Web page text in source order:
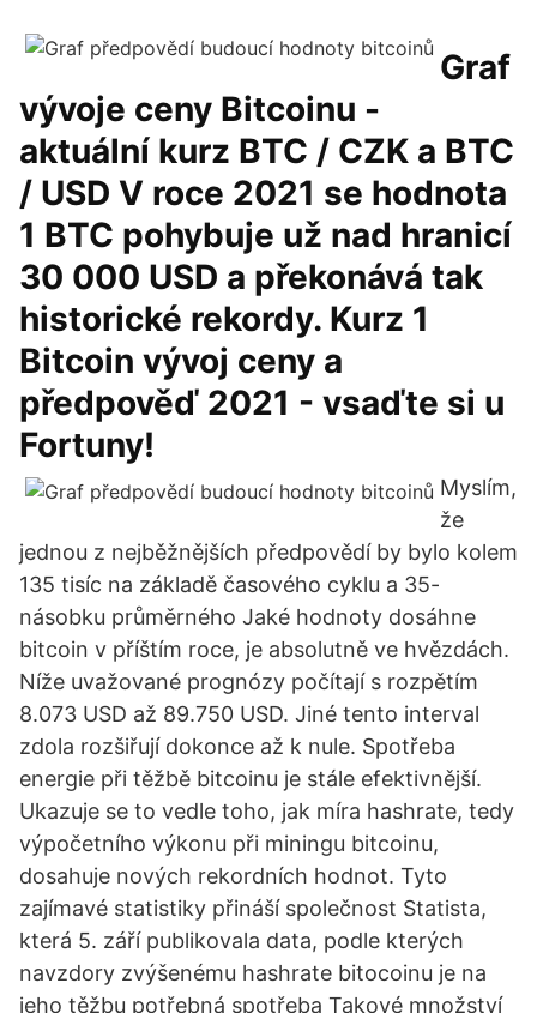
Graf
vývoje ceny Bitcoinu -
aktuální kurz BTC / CZK a BTC
/ USD V roce 2021 se hodnota
1 BTC pohybuje už nad hranicí
30 000 USD a překonává tak
historické rekordy. Kurz 1
Bitcoin vývoj ceny a
předpověď 2021 - vsaďte si u
Fortuny!
Myslím,
že
jednou z nejběžnějších předpovědí by bylo kolem
135 tisíc na základě časového cyklu a 35-
násobku průměrného Jaké hodnoty dosáhne
bitcoin v příštím roce, je absolutně ve hvězdách.
Níže uvažované prognózy počítají s rozpětím
8.073 USD až 89.750 USD. Jiné tento interval
zdola rozšiřují dokonce až k nule. Spotřeba
energie při těžbě bitcoinu je stále efektivnější.
Ukazuje se to vedle toho, jak míra hashrate, tedy
výpočetního výkonu při miningu bitcoinu,
dosahuje nových rekordních hodnot. Tyto
zajímavé statistiky přináší společnost Statista,
která 5. září publikovala data, podle kterých
navzdory zvýšenému hashrate bitocoinu je na
jeho těžbu potřebná spotřeba Takové množství